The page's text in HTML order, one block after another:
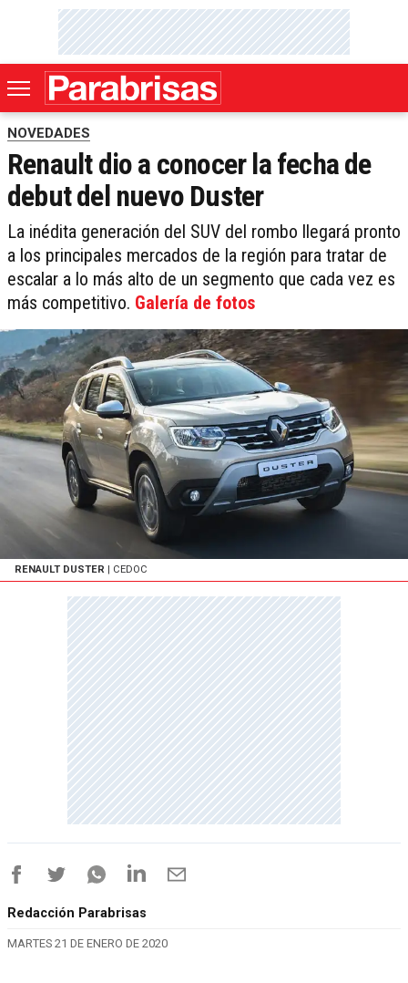
NOVEDADES
Renault dio a conocer la fecha de
debut del nuevo Duster
La inédita generación del SUV del rombo llegará pronto
a los principales mercados de la región para tratar de
escalar a lo más alto de un segmento que cada vez es
más competitivo. Galería de fotos
RENAULT DUSTER | CEDOC
Redacción Parabrisas
MARTES 21 DE ENERO DE 2020